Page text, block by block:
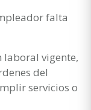
falta
laboral vigente,
del
servicios o